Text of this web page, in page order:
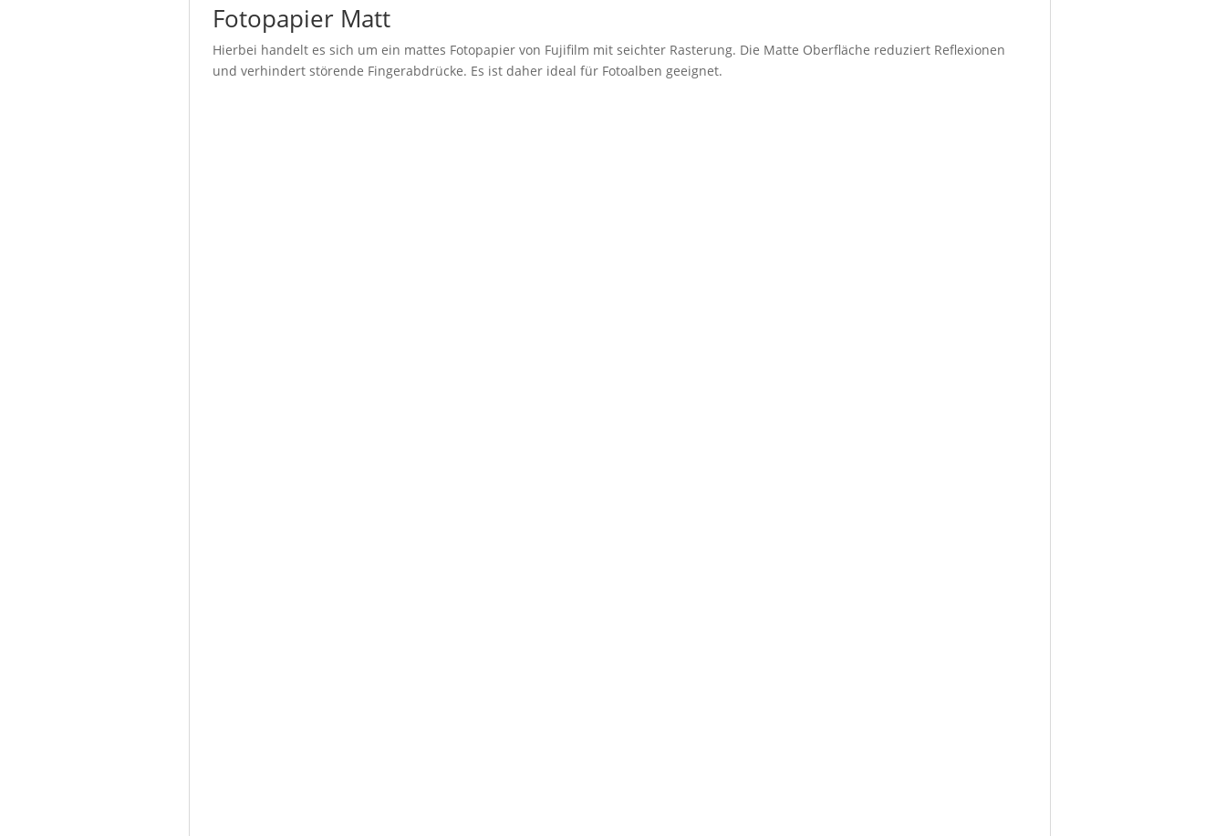
Fotopapier Matt
Hierbei handelt es sich um ein mattes Fotopapier von Fujifilm mit seichter Rasterung. Die Matte Oberfläche reduziert Reflexionen
und verhindert störende Fingerabdrücke. Es ist daher ideal für Fotoalben geeignet.